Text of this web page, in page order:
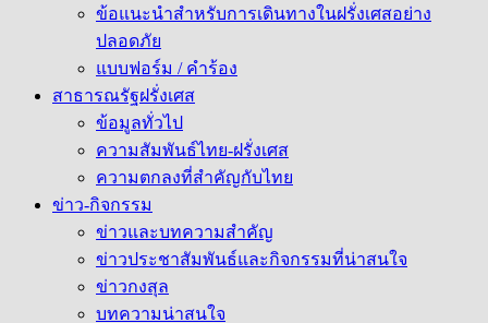
ข้อแนะนำสำหรับการเดินทางในฝรั่งเศสอย่าง
ปลอดภัย
แบบฟอร์ม / คำร้อง
สาธารณรัฐฝรั่งเศส
ข้อมูลทั่วไป
ความสัมพันธ์ไทย-ฝรั่งเศส
ความตกลงที่สำคัญกับไทย
ข่าว-กิจกรรม
ข่าวและบทความสำคัญ
ข่าวประชาสัมพันธ์และกิจกรรมที่น่าสนใจ
ข่าวกงสุล
บทความน่าสนใจ